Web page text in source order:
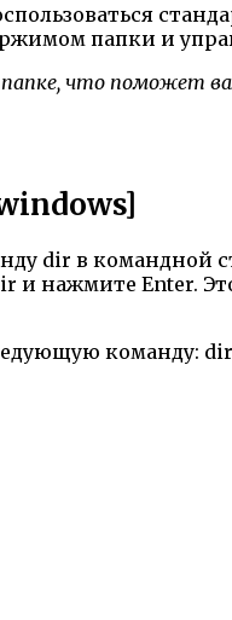
папки и
что поможет
dir в командной
нажмите Enter.
команду: